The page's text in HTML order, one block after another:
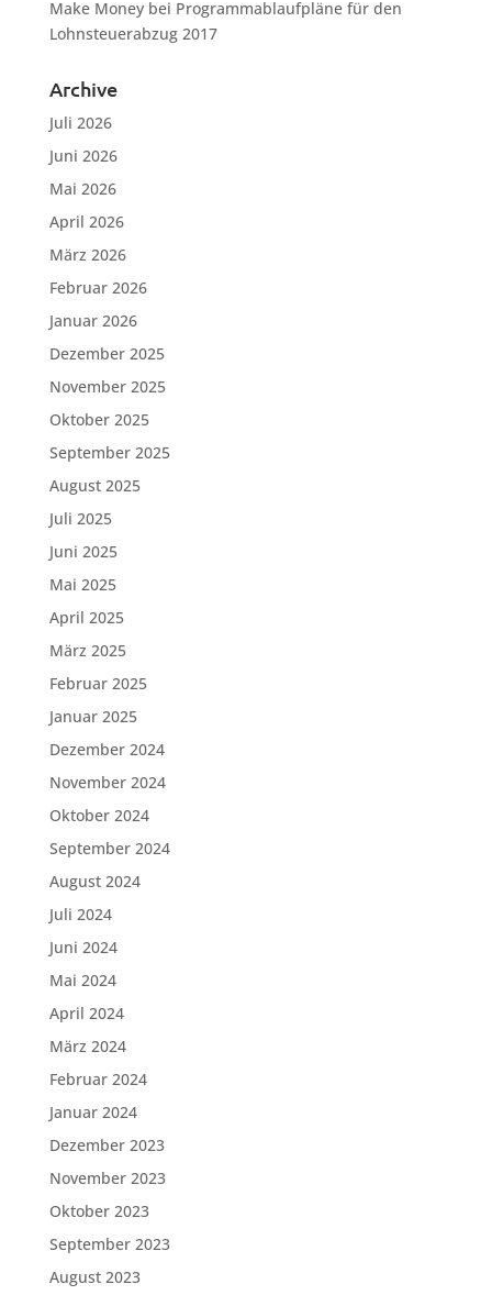
Make Moneybei Programmablaufpläne für den
Lohnsteuerabzug 2017
Archive
Juli 2026
Juni 2026
Mai 2026
April 2026
März 2026
Februar 2026
Januar 2026
Dezember 2025
November 2025
Oktober 2025
September 2025
August 2025
Juli 2025
Juni 2025
Mai 2025
April 2025
März 2025
Februar 2025
Januar 2025
Dezember 2024
November 2024
Oktober 2024
September 2024
August 2024
Juli 2024
Juni 2024
Mai 2024
April 2024
März 2024
Februar 2024
Januar 2024
Dezember 2023
November 2023
Oktober 2023
September 2023
August 2023